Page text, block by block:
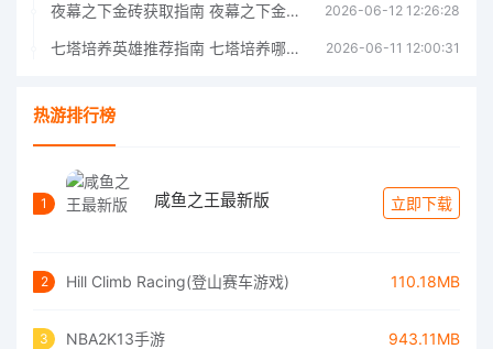
夜幕之下金砖获取指南 夜幕之下金砖获取方法 2026-06-12 12:26:28
七塔培养英雄推荐指南 七塔培养哪个英雄好 2026-06-11 12:00:31
热游排行榜
1 咸鱼之王最新版 立即下载
2 Hill Climb Racing(登山赛车游戏) 110.18MB
3 NBA2K13手游 943.11MB